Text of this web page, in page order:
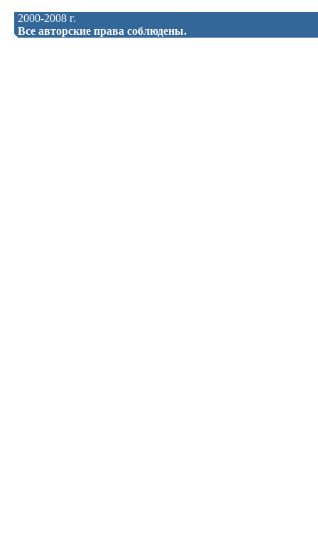
2000-2008 г.
Все авторские права соблюдены.